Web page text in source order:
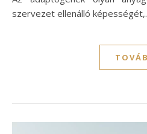
szervezet ellenálló